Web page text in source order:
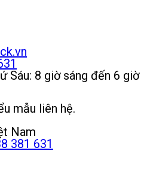
Sáu: 8 giờ sáng đến 6 giờ
mẫu liên hệ.
Nam
381 631